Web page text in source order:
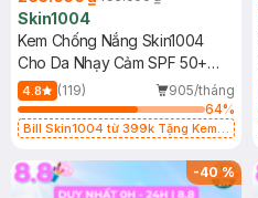
Skin1004
Kem Chống Nắng Skin1004
Cho Da Nhạy Cảm SPF 50+
50ml
4.8 (119)
905/tháng
64%
Bill Skin1004 từ 399k Tặng Kem
SPF 50+ 20ml (SL Có Hạn)
-40%